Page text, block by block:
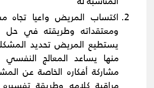
اكتساب المريض واعيا تجاه
ومعتقداته وطريقته في حل
يستطيع المريض تحديد
منها يساعد المعالج
مشاركة أفكاره الخاصة عن